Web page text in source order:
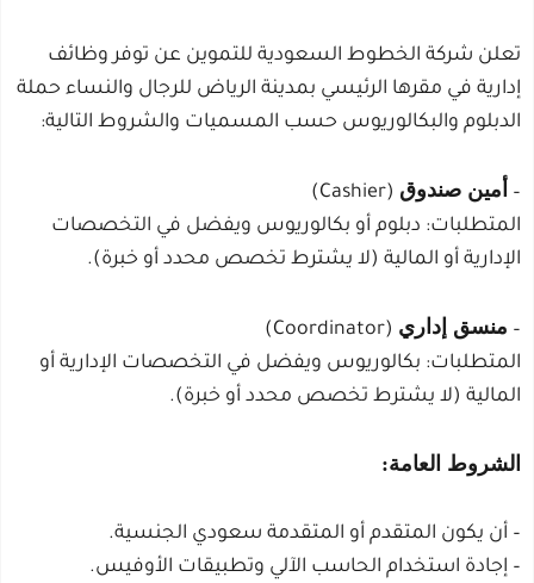
تعلن شركة الخطوط السعودية للتموين عن توفر وظائف
إدارية في مقرها الرئيسي بمدينة الرياض للرجال والنساء حملة
الدبلوم والبكالوريوس حسب المسميات والشروط التالية:
– أمين صندوق (Cashier)
المتطلبات: دبلوم أو بكالوريوس ويفضل في التخصصات
الإدارية أو المالية (لا يشترط تخصص محدد أو خبرة).
– منسق إداري (Coordinator)
المتطلبات: بكالوريوس ويفضل في التخصصات الإدارية أو
المالية (لا يشترط تخصص محدد أو خبرة).
الشروط العامة:
– أن يكون المتقدم أو المتقدمة سعودي الجنسية.
– إجادة استخدام الحاسب الآلي وتطبيقات الأوفيس.